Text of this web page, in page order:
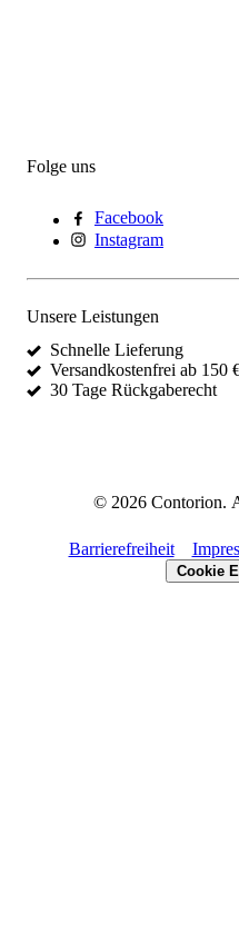
Folge uns
Facebook
Instagram
Unsere Leistungen
Schnelle Lieferung
Versandkostenfrei ab 150
30 Tage Rückgaberecht
© 2026Contorion.
Barrierefreiheit
Cookie